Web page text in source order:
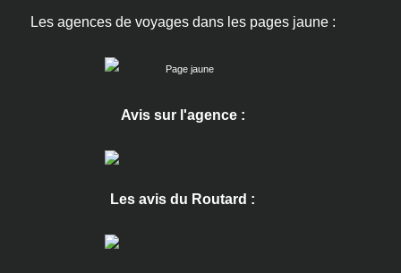
Les agences de voyages dans les pages jaune :
Avis sur l'agence :
Les avis du Routard :